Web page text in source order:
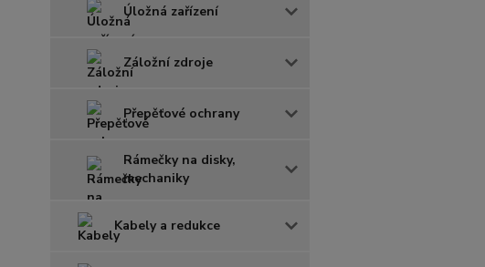
Úložná zařízení
Záložní zdroje
Přepěťové ochrany
Rámečky na disky,
mechaniky
Kabely a redukce